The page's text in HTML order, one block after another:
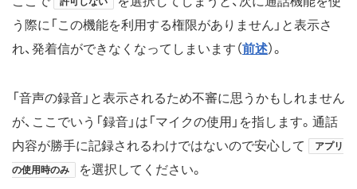
う際に「この機能を利用する権限がありません」と表示さ
れ、発着信ができなくなってしまいます（前述）。
「音声の録音」と表示されるため不審に思うかもしれません
が、ここでいう「録音」は「マイクの使用」を指します。通話
内容が勝手に記録されるわけではないので安心して
アプリ
の使用時のみ を選択してください。